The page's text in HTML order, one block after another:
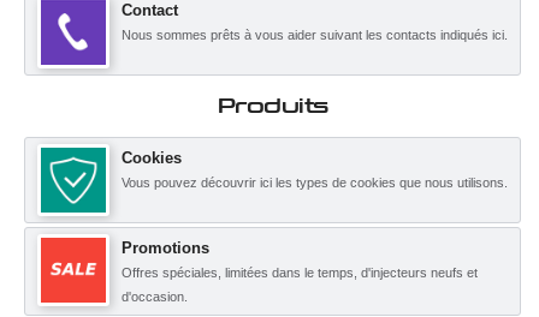
Contact
Nous sommes prêts à vous aider suivant les contacts indiqués ici.
Produits
Cookies
Vous pouvez découvrir ici les types de cookies que nous utilisons.
Promotions
Offres spéciales, limitées dans le temps, d'injecteurs neufs et
d'occasion.